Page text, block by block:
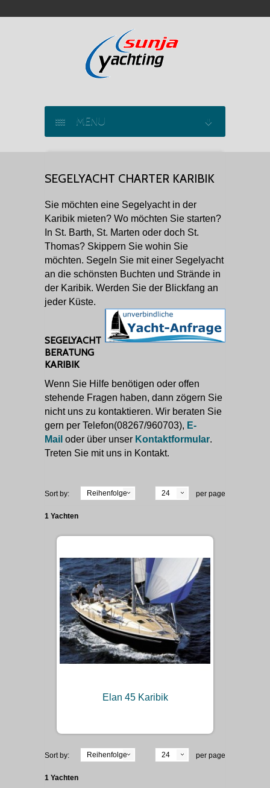
MENU
KATAMARAN CHARTER
MOTORYACHT CHARTER
MARINAS
SEGELYACHT CHARTER KARIBIK
Sie möchten eine Segelyacht in der
Karibik mieten? Wo möchten Sie starten?
In St. Barth, St. Marten oder doch St.
Thomas? Skippern Sie wohin Sie
möchten. Segeln Sie mit einer Segelyacht
an die schönsten Buchten und Strände in
der Karibik. Werden Sie der Blickfang an
jeder Küste.
SEGELYACHT
BERATUNG
KARIBIK
Wenn Sie Hilfe benötigen oder offen
stehende Fragen haben, dann zögern Sie
nicht uns zu kontaktieren. Wir beraten Sie
gern per Telefon(08267/960703), E-
Mail oder über unser Kontaktformular.
Treten Sie mit uns in Kontakt.
Sort by: Reihenfolge 24 per page
1 Yachten
Elan 45 Karibik
Sort by: Reihenfolge 24 per page
1 Yachten